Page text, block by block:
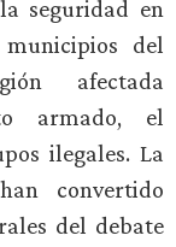
seguridad en
del
afectada
armado, el
ilegales. La
convertido
del debate